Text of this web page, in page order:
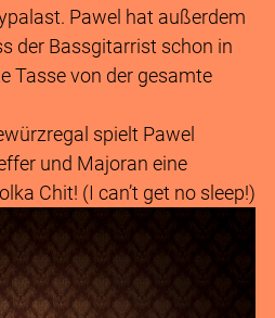
Pawel hat außerdem
der Bassgitarrist schon in
Tasse von der gesamte
spielt Pawel
und Majoran eine
Chit! (I can’t get no sleep!)